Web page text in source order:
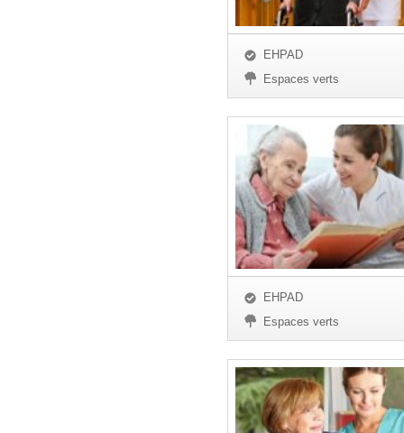
EHPAD
Espaces verts
EHPAD
Espaces verts